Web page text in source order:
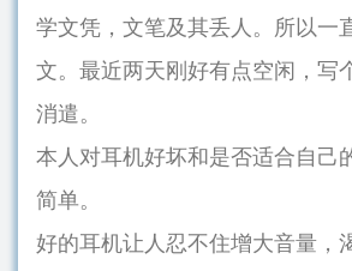
学文凭，文笔及其丢人。所以一
文。最近两天刚好有点空闲，写
消遣。
本人对耳机好坏和是否适合自己
简单。
好的耳机让人忍不住增大音量，